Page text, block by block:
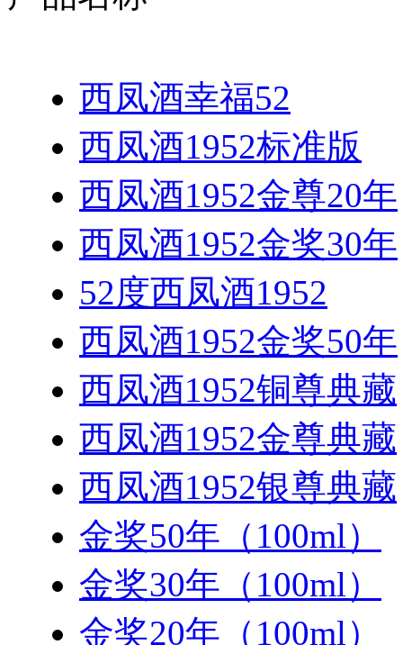
西凤酒幸福52
西凤酒1952标准版
西凤酒1952金尊20年
西凤酒1952金奖30年
52度西凤酒1952
西凤酒1952金奖50年
西凤酒1952铜尊典藏
西凤酒1952金尊典藏
西凤酒1952银尊典藏
金奖50年（100ml）
金奖30年（100ml）
金奖20年（100ml）